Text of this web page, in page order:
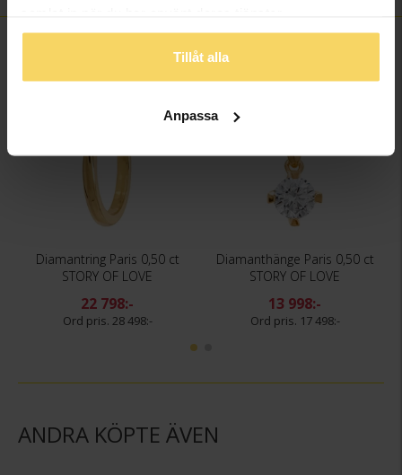
Tillåt alla
Anpassa
FINNS OCKSÅ SOM
Diamantring Paris 0,50 ct
STORY OF LOVE
22 798:-
28 498:-
Diamanthänge Paris 0,50 ct
STORY OF LOVE
13 998:-
17 498:-
ANDRA KÖPTE ÄVEN